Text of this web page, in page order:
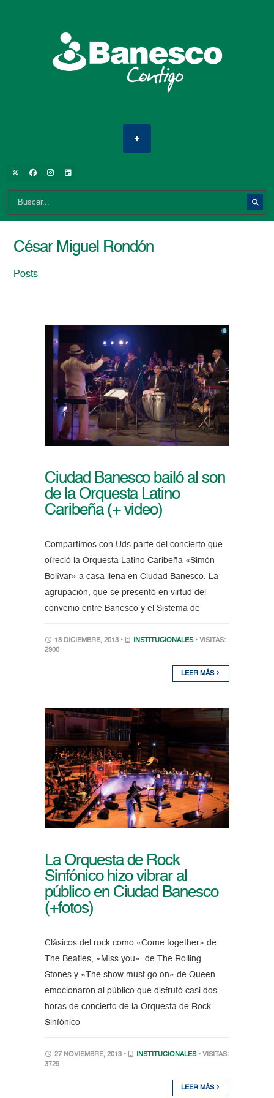
César Miguel Rondón
Posts
Ciudad Banesco bailó al son
de la Orquesta Latino
Caribeña (+ video)
Compartimos con Uds parte del concierto que
ofreció la Orquesta Latino Caribeña «Simón
Bolívar» a casa llena en Ciudad Banesco. La
agrupación, que se presentó en virtud del
convenio entre Banesco y el Sistema de
18 DICIEMBRE, 2013 • INSTITUCIONALES • VISITAS:
2900
LEER MÁS
La Orquesta de Rock
Sinfónico hizo vibrar al
público en Ciudad Banesco
(+fotos)
Clásicos del rock como «Come together» de
The Beatles, «Miss you» de The Rolling
Stones y «The show must go on» de Queen
emocionaron al público que disfrutó casi dos
horas de concierto de la Orquesta de Rock
Sinfónico
27 NOVIEMBRE, 2013 • INSTITUCIONALES • VISITAS:
3729
LEER MÁS